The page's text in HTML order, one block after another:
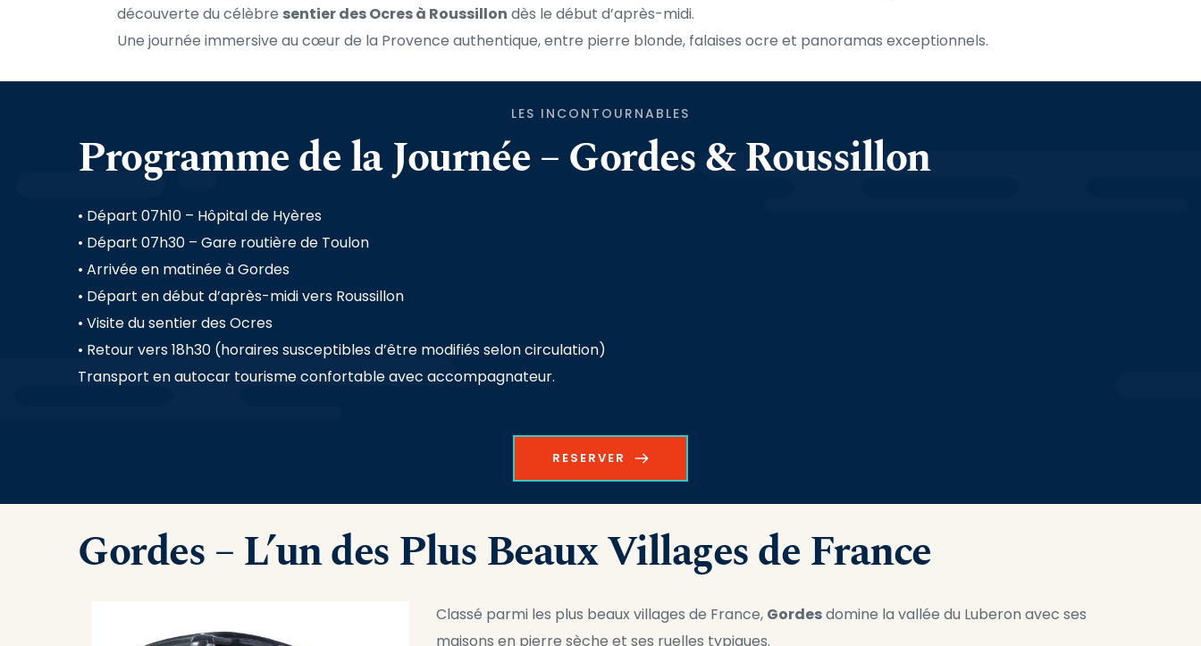
découverte du célèbre sentier des Ocres à Roussillon dès le début d’après-midi.
Une journée immersive au cœur de la Provence authentique, entre pierre blonde, falaises ocre et panoramas exceptionnels.
LES INCONTOURNABLES
Programme de la Journée – Gordes & Roussillon
• Départ 07h10 – Hôpital de Hyères
• Départ 07h30 – Gare routière de Toulon
• Arrivée en matinée à Gordes
• Départ en début d’après-midi vers Roussillon
• Visite du sentier des Ocres
• Retour vers 18h30 (horaires susceptibles d’être modifiés selon circulation)
Transport en autocar tourisme confortable avec accompagnateur.
RESERVER
Gordes – L’un des Plus Beaux Villages de France
Classé parmi les plus beaux villages de France, Gordes domine la vallée du Luberon avec ses
maisons en pierre sèche et ses ruelles typiques.